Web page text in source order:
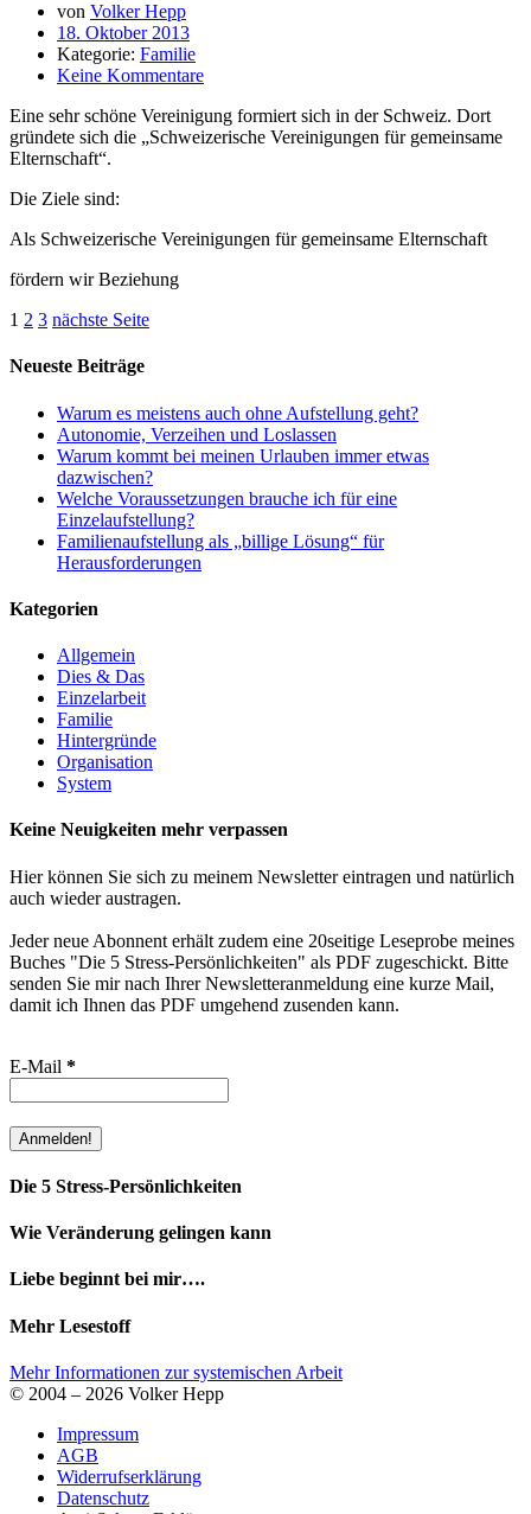
von Volker Hepp
18. Oktober 2013
Kategorie: Familie
Keine Kommentare
Eine sehr schöne Vereinigung formiert sich in der Schweiz. Dort
gründete sich die „Schweizerische Vereinigungen für gemeinsame
Elternschaft“.
Die Ziele sind:
Als Schweizerische Vereinigungen für gemeinsame Elternschaft
fördern wir Beziehung
1 2 3 nächste Seite
Neueste Beiträge
Warum es meistens auch ohne Aufstellung geht?
Autonomie, Verzeihen und Loslassen
Warum kommt bei meinen Urlauben immer etwas
dazwischen?
Welche Voraussetzungen brauche ich für eine
Einzelaufstellung?
Familienaufstellung als „billige Lösung“ für
Herausforderungen
Kategorien
Allgemein
Dies & Das
Einzelarbeit
Familie
Hintergründe
Organisation
System
Keine Neuigkeiten mehr verpassen
Hier können Sie sich zu meinem Newsletter eintragen und natürlich
auch wieder austragen.
Jeder neue Abonnent erhält zudem eine 20seitige Leseprobe meines
Buches "Die 5 Stress-Persönlichkeiten" als PDF zugeschickt. Bitte
senden Sie mir nach Ihrer Newsletteranmeldung eine kurze Mail,
damit ich Ihnen das PDF umgehend zusenden kann.
E-Mail *
Die 5 Stress-Persönlichkeiten
Wie Veränderung gelingen kann
Liebe beginnt bei mir….
Mehr Lesestoff
Mehr Informationen zur systemischen Arbeit
© 2004 – 2026 Volker Hepp
Impressum
AGB
Widerrufserklärung
Datenschutz